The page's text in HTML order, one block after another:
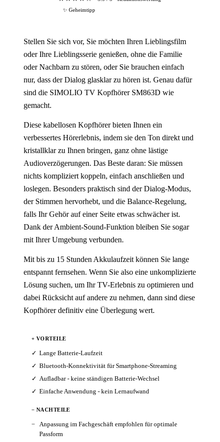
✨ Geheimtipp
Stellen Sie sich vor, Sie möchten Ihren Lieblingsfilm
oder Ihre Lieblingsserie genießen, ohne die Familie
oder Nachbarn zu stören, oder Sie brauchen einfach
nur, dass der Dialog glasklar zu hören ist. Genau dafür
sind die SIMOLIO TV Kopfhörer SM863D wie
gemacht.
Diese kabellosen Kopfhörer bieten Ihnen ein
verbessertes Hörerlebnis, indem sie den Ton direkt und
kristallklar zu Ihnen bringen, ganz ohne lästige
Audioverzögerungen. Das Beste daran: Sie müssen
nichts kompliziert koppeln, einfach anschließen und
loslegen. Besonders praktisch sind der Dialog-Modus,
der Stimmen hervorhebt, und die Balance-Regelung,
falls Ihr Gehör auf einer Seite etwas schwächer ist.
Dank der Ambient-Sound-Funktion bleiben Sie sogar
mit Ihrer Umgebung verbunden.
Mit bis zu 15 Stunden Akkulaufzeit können Sie lange
entspannt fernsehen. Wenn Sie also eine unkomplizierte
Lösung suchen, um Ihr TV-Erlebnis zu optimieren und
dabei Rücksicht auf andere zu nehmen, dann sind diese
Kopfhörer definitiv eine Überlegung wert.
+ VORTEILE
Lange Batterie-Laufzeit
Bluetooth-Konnektivität für Smartphone-Streaming
Aufladbar - keine ständigen Batterie-Wechsel
Einfache Anwendung - kein Lernaufwand
− NACHTEILE
Anpassung im Fachgeschäft empfohlen für optimale
Passform